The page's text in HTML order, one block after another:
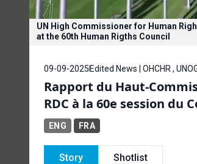
UN High Commissioner for Human
at the 60th Human Rigths Council
09-09-2025 Edited News | OHCHR ,
Rapport du Haut-
RDC à la 60e session du
ENG FRA
Story Shotlist